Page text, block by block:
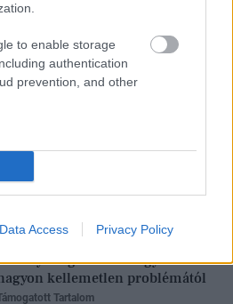
to enable storage
authentication
prevention, and other
Data Access Privacy Policy
megkímélhet egy
kellemetlen problémától
Tartalom